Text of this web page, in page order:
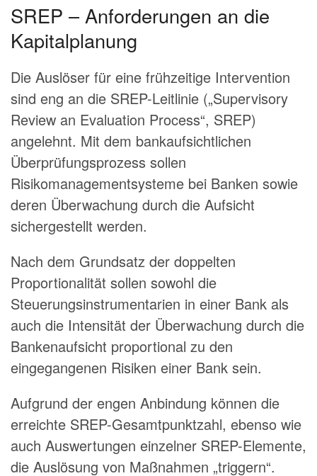
SREP – Anforderungen an die
Kapitalplanung
Die Auslöser für eine frühzeitige Intervention
sind eng an die SREP-Leitlinie („Supervisory
Review an Evaluation Process“, SREP)
angelehnt. Mit dem bankaufsichtlichen
Überprüfungsprozess sollen
Risikomanagementsysteme bei Banken sowie
deren Überwachung durch die Aufsicht
sichergestellt werden.
Nach dem Grundsatz der doppelten
Proportionalität sollen sowohl die
Steuerungsinstrumentarien in einer Bank als
auch die Intensität der Überwachung durch die
Bankenaufsicht proportional zu den
eingegangenen Risiken einer Bank sein.
Aufgrund der engen Anbindung können die
erreichte SREP-Gesamtpunktzahl, ebenso wie
auch Auswertungen einzelner SREP-Elemente,
die Auslösung von Maßnahmen „triggern“.